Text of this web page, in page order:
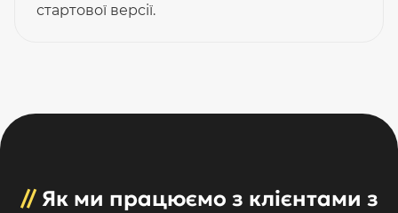
стартової версії.
//Як ми працюємо з клієнтами з